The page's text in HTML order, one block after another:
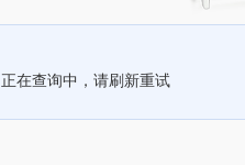
正在查询中，请刷新重试